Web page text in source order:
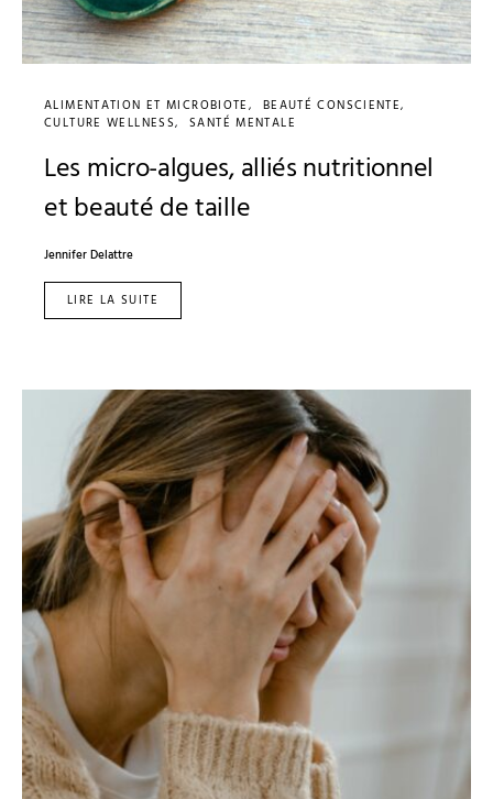
ALIMENTATION ET MICROBIOTE
BEAUTÉ CONSCIENTE
CULTURE WELLNESS
SANTÉ MENTALE
Les micro-algues, alliés nutritionnel
et beauté de taille
Jennifer Delattre
LIRE LA SUITE